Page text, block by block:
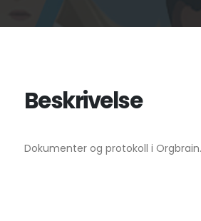
Beskrivelse
Dokumenter og protokoll i Orgbrain.